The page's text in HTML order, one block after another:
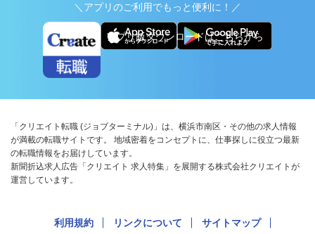
＼アプリのご利用でもっと便利に！／
アプリ版ダウンロードはこちらから
「クリエイト転職 (ジョブターミナル)」は、横浜市南区・その他の求人情報
が満載の転職サイトです。 地域密着をコンセプトに、仕事探しに役立つ最新
の転職情報をお届けしています。
新聞折込求人広告「クリエイト 求人特集」を展開する株式会社クリエイトが
運営しています。
利用規約 リンクについて サイトマップ